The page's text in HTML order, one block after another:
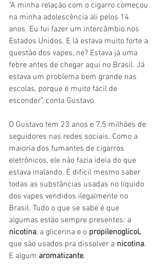
"A minha relação com o cigarro começou
na minha adolescência ali pelos 14
anos. Eu fui fazer um intercâmbio nos
Estados Unidos. E lá estava muito forte a
questão dos vapes, né? Estava já uma
febre antes de chegar aqui no Brasil. Já
estava um problema bem grande nas
escolas, porque é muito fácil de
esconder", conta Gustavo.
O Gustavo tem 23 anos e 7,5 milhões de
seguidores nas redes sociais. Como a
maioria dos fumantes de cigarros
eletrônicos, ele não fazia ideia do que
estava inalando. É difícil mesmo saber
todas as substâncias usadas no líquido
dos vapes vendidos ilegalmente no
Brasil. Tudo o que se sabe é que
algumas estão sempre presentes: a
nicotina, a glicerina e o propilenoglicol,
que são usados pra dissolver a nicotina.
E algum aromatizante.